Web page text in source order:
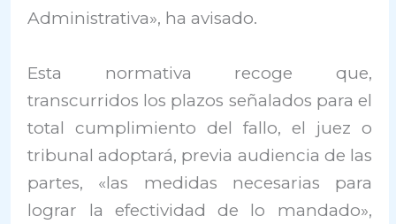
Administrativa», ha avisado.
Esta normativa recoge que,
transcurridos los plazos señalados para el
total cumplimiento del fallo, el juez o
tribunal adoptará, previa audiencia de las
partes, «las medidas necesarias para
lograr la efectividad de lo mandado»,